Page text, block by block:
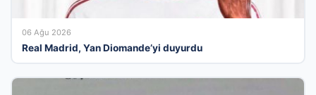
06 Ağu 2026
Real Madrid, Yan Diomande’yi duyurdu